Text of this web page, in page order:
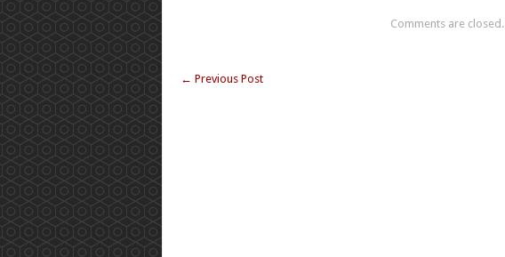
Comments are closed.
← Previous Post